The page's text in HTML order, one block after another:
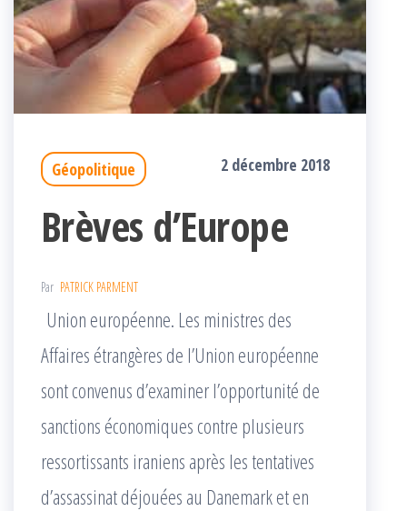
Géopolitique 2 décembre 2018
Brèves d’Europe
Par PATRICK PARMENT
Union européenne. Les ministres des
Affaires étrangères de l’Union européenne
sont convenus d’examiner l’opportunité de
sanctions économiques contre plusieurs
ressortissants iraniens après les tentatives
d’assassinat déjouées au Danemark et en